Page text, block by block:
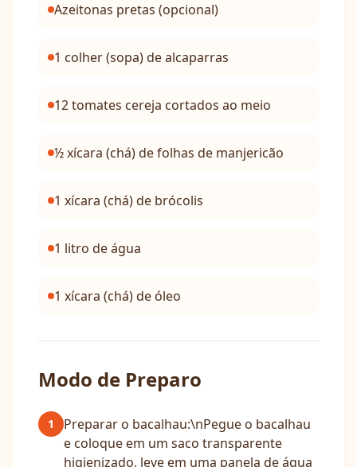
Azeitonas pretas (opcional)
1 colher (sopa) de alcaparras
12 tomates cereja cortados ao meio
½ xícara (chá) de folhas de manjericão
1 xícara (chá) de brócolis
1 litro de água
1 xícara (chá) de óleo
Modo de Preparo
1
Preparar o bacalhau:\nPegue o bacalhau
e coloque em um saco transparente
higienizado, leve em uma panela de água